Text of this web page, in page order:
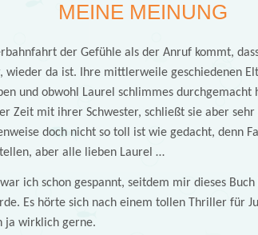
MEINE MEINUNG
der Gefühle als der Anruf kommt,
wieder da ist. Ihre mittlerweile geschiedenen
und obwohl Laurel schlimmes
Zeit mit ihrer Schwester, schließt sie aber
doch nicht so toll ist wie gedacht, denn
aber alle lieben Laurel …
ich schon gespannt, seitdem mir dieses
Es hörte sich nach einem tollen Thriller für
ja wirklich gerne.